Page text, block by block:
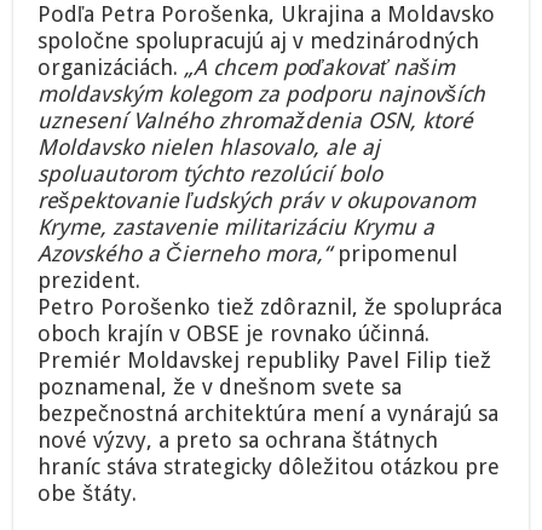
Podľa Petra Porošenka, Ukrajina a Moldavsko
spoločne spolupracujú aj v medzinárodných
organizáciách. „A chcem poďakovať našim
moldavským kolegom za podporu najnovších
uznesení Valného zhromaždenia OSN, ktoré
Moldavsko nielen hlasovalo, ale aj
spoluautorom týchto rezolúcií bolo
rešpektovanie ľudských práv v okupovanom
Kryme, zastavenie militarizáciu Krymu a
Azovského a Čierneho mora,“pripomenul
prezident.
Petro Porošenko tiež zdôraznil, že spolupráca
oboch krajín v OBSE je rovnako účinná.
Premiér Moldavskej republiky Pavel Filip tiež
poznamenal, že v dnešnom svete sa
bezpečnostná architektúra mení a vynárajú sa
nové výzvy, a preto sa ochrana štátnych
hraníc stáva strategicky dôležitou otázkou pre
obe štáty.